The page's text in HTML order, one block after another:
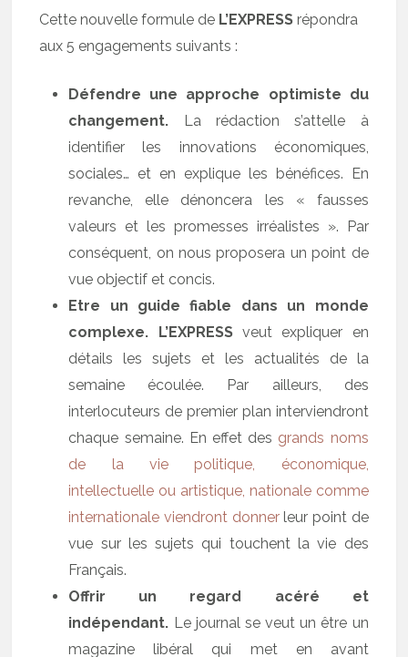
Cette nouvelle formule de L’EXPRESS répondra
aux 5 engagements suivants :
Défendre une approche optimiste du
changement. La rédaction s’attelle à
identifier les innovations économiques,
sociales… et en explique les bénéfices. En
revanche, elle dénoncera les « fausses
valeurs et les promesses irréalistes ». Par
conséquent, on nous proposera un point de
vue objectif et concis.
Etre un guide fiable dans un monde
complexe. L’EXPRESS veut expliquer en
détails les sujets et les actualités de la
semaine écoulée. Par ailleurs, des
interlocuteurs de premier plan interviendront
chaque semaine. En effet des grands noms
de la vie politique, économique,
intellectuelle ou artistique, nationale comme
internationale viendront donnerleur point de
vue sur les sujets qui touchent la vie des
Français.
Offrir un regard acéré et
indépendant. Le journal se veut un être un
magazine libéral qui met en avant